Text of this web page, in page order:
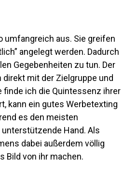
umfangreich aus. Sie greifen
angelegt werden. Dadurch
Gegebenheiten zu tun. Der
mit der Zielgruppe und
ich die Quintessenz ihrer
kann ein gutes Werbetexting
es den meisten
Hand. Als
dabei außerdem völlig
Bild von ihr machen.